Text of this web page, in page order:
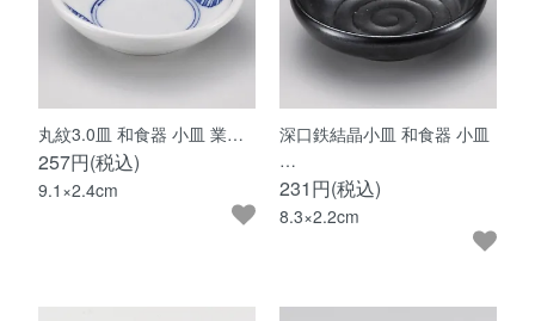
丸紋3.0皿 和食器 小皿 業…
257円(税込)
9.1×2.4cm
深口鉄結晶小皿 和食器 小皿
…
231円(税込)
8.3×2.2cm